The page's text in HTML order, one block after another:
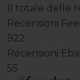
Il totale delle
Recensioni
922
Recensioni
55